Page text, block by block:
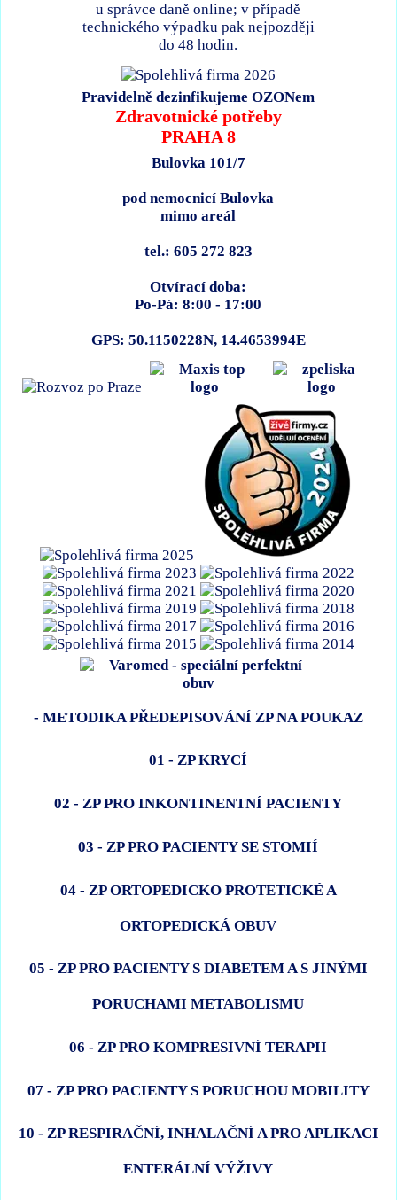
u správce daně online; v případě
technického výpadku pak nejpozději
do 48 hodin.
Pravidelně dezinfikujeme OZONem
Zdravotnické potřeby
PRAHA 8
Bulovka 101/7
pod nemocnicí Bulovka
mimo areál
tel.: 605 272 823
Otvírací doba:
Po-Pá: 8:00 - 17:00
GPS: 50.1150228N, 14.4653994E
- METODIKA PŘEDEPISOVÁNÍ ZP NA POUKAZ
01 - ZP KRYCÍ
02 - ZP PRO INKONTINENTNÍ PACIENTY
03 - ZP PRO PACIENTY SE STOMIÍ
04 - ZP ORTOPEDICKO PROTETICKÉ A
ORTOPEDICKÁ OBUV
05 - ZP PRO PACIENTY S DIABETEM A S JINÝMI
PORUCHAMI METABOLISMU
06 - ZP PRO KOMPRESIVNÍ TERAPII
07 - ZP PRO PACIENTY S PORUCHOU MOBILITY
10 - ZP RESPIRAČNÍ, INHALAČNÍ A PRO APLIKACI
ENTERÁLNÍ VÝŽIVY